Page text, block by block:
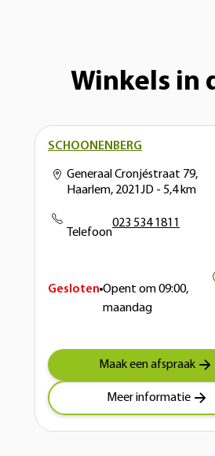
Winkels in
SCHOONENBERG
Generaal Cronjéstraat 79,
Haarlem, 2021JD - 5,4 km
Telefoon
023 534 1811
Gesloten Opent om09:00,
maandag
Maak een afspraak
Meer informatie